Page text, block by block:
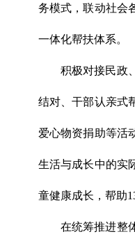
务模式，联动社会
一体化帮扶体系。
积极对接民政
结对、干部认亲式
爱心物资捐助等
生活与成长中的实
童健康成长，帮助
在统筹推进整